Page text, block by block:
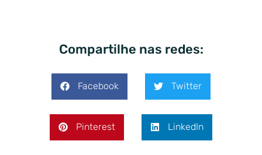
Compartilhe nas redes:
Facebook Twitter
Pinterest LinkedIn